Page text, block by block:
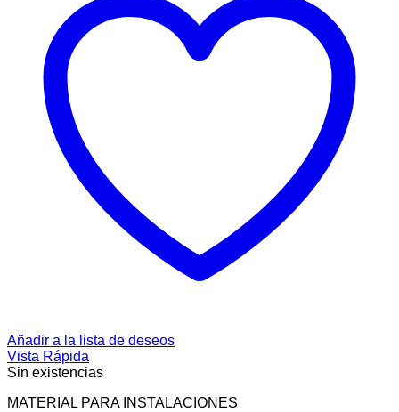
Añadir a la lista de deseos
Vista Rápida
Sin existencias
MATERIAL PARA INSTALACIONES